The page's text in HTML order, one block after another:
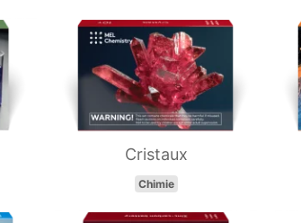
Cristaux
Chimie